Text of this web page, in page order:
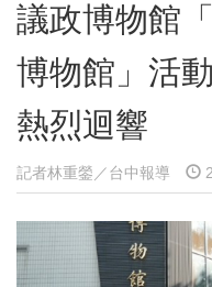
議政博物館
博物館」活
熱烈迴響
記者林重鎣／台中報導